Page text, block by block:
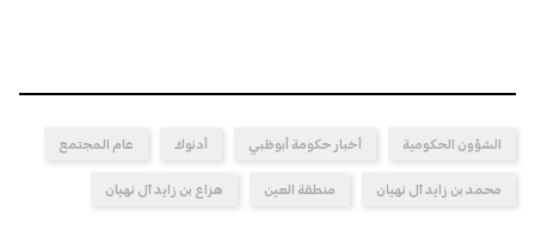
الشؤون الحكومية أخبار حكومة أبوظبي أدنوك عام المجتمع
محمد بن زايد آل نهيان منطقة العين هزاع بن زايد آل نهيان